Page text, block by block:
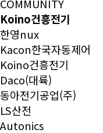
COMMUNITY
Koino건흥전기
한영nux
Kacon한국자동제어
Koino건흥전기
Daco(대륙)
동아전기공업(주)
LS산전
Autonics